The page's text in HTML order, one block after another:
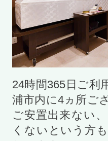
24時間365日ご利
浦市内に4ヵ所ご
ご安置出来ない
くないという方